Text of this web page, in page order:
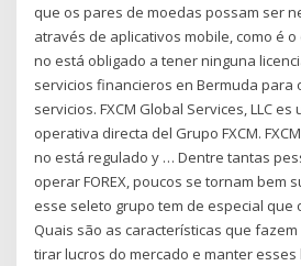
que os pares de moedas possam ser
através de aplicativos mobile, como é o
no está obligado a tener ninguna
servicios financieros en Bermuda para
servicios. FXCM Global Services, LLC
operativa directa del Grupo FXCM.
no está regulado y … Dentre tantas
operar FOREX, poucos se tornam bem
esse seleto grupo tem de especial que
Quais são as características que
tirar lucros do mercado e manter